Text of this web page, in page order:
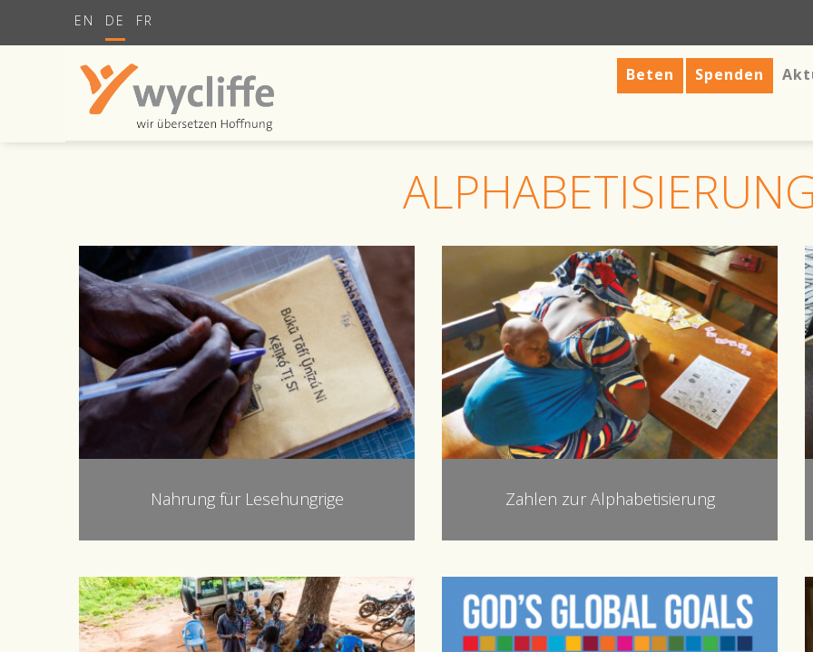
EN DE FR
Beten Spenden
ALPHABETISIERUNG
Nahrung für Lesehungrige Zahlen zur Alphabetisierung